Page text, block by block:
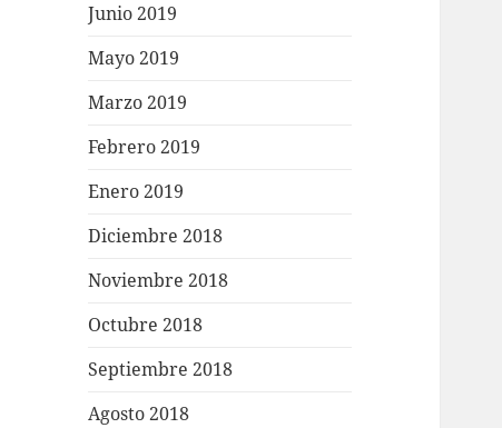
Junio 2019
Mayo 2019
Marzo 2019
Febrero 2019
Enero 2019
Diciembre 2018
Noviembre 2018
Octubre 2018
Septiembre 2018
Agosto 2018